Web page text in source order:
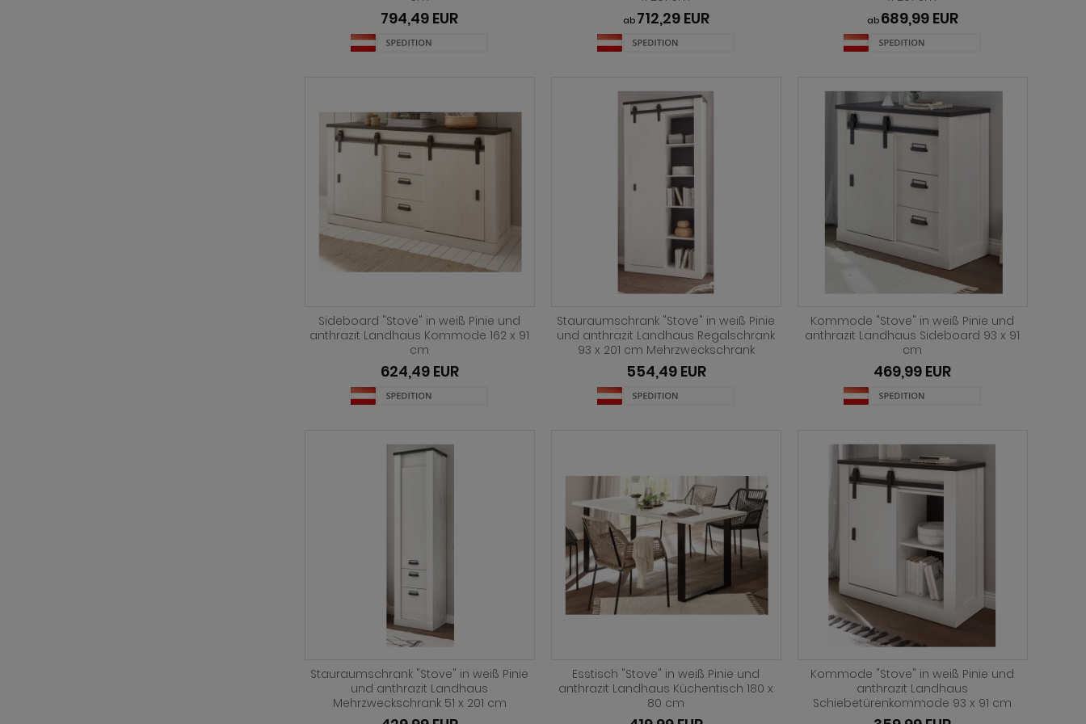
794,49 EUR ab 712,29 EUR ab 689,99 EUR
Sideboard "Stove" in weiß Pinie und
anthrazit Landhaus Kommode 162 x 91
cm
624,49 EUR
Stauraumschrank "Stove" in weiß Pinie
und anthrazit Landhaus Regalschrank
93 x 201 cm Mehrzweckschrank
554,49 EUR
Kommode "Stove" in weiß Pinie und
anthrazit Landhaus Sideboard 93 x 91
cm
469,99 EUR
Stauraumschrank "Stove" in weiß Pinie
und anthrazit Landhaus
Mehrzweckschrank 51 x 201 cm
Esstisch "Stove" in weiß Pinie und
anthrazit Landhaus Küchentisch 180 x
80 cm
Kommode "Stove" in weiß Pinie und
anthrazit Landhaus
Schiebetürenkommode 93 x 91 cm